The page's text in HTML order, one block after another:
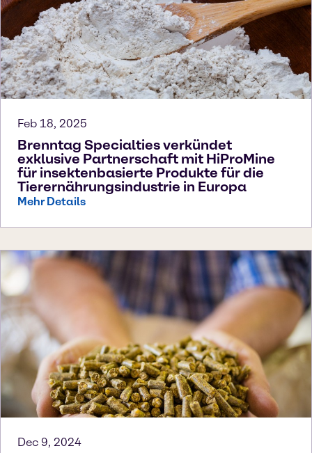
Feb 18, 2025
Brenntag Specialties verkündet
exklusive Partnerschaft mit HiProMine
für insektenbasierte Produkte für die
Tierernährungsindustrie in Europa
Mehr Details
Dec 9, 2024